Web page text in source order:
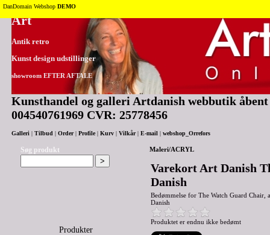
Tilbage til toppen
Art
Antik retro
Kunst design udstillinger
showroom EFTER AFTALE
Kunsthandel og galleri Artdanish webbutik
004540761969 CVR: 25778456
Galleri Tilbud Order| Profile| Kurv Vilkår| E-mail webshop_Orrefors
Søg produkt
Produkter
Maleri/ACRYL
Varekort Art Danish
Danish
Bedømmelse for The Watch Guard Chair,
Danish
Produktet er endnu ikke bedømt
DanDomain Webshop DEMO